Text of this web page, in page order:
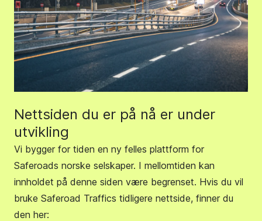
Nettsiden du er på nå er under
utvikling
Vi bygger for tiden en ny felles plattform for
Saferoads norske selskaper. I mellomtiden kan
innholdet på denne siden være begrenset. Hvis du vil
bruke Saferoad Traffics tidligere nettside, finner du
den her: